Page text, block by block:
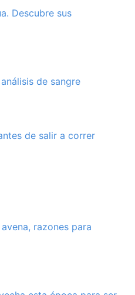
Descubre sus
de sangre
de salir a correr
razones para